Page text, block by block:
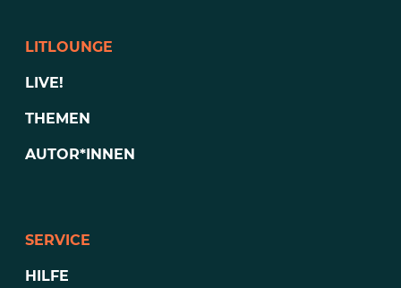
LITLOUNGE
LIVE!
THEMEN
AUTOR*INNEN
SERVICE
HILFE